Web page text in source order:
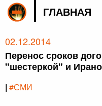
ГЛАВНАЯ
02.12.2014
Перенос сроков
"шестеркой" и
| #СМИ